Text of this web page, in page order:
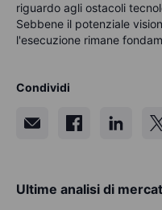
riguardo agli ostacoli
Sebbene il potenziale
l'esecuzione rimane
Condividi
Ultime analisi di